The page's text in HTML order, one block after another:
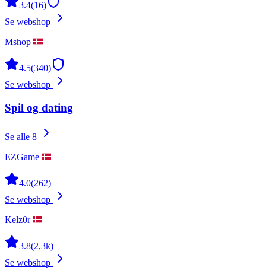
3.4(16)
Se webshop
Mshop
4.5(340)
Se webshop
Spil og dating
Se alle 8
EZGame
4.0(262)
Se webshop
Kelz0r
3.8(2,3k)
Se webshop